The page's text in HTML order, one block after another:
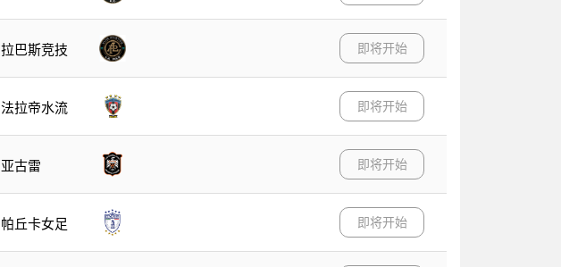
拉巴斯竞技 即将开始
法拉帝水流 即将开始
亚古雷 即将开始
帕丘卡女足 即将开始